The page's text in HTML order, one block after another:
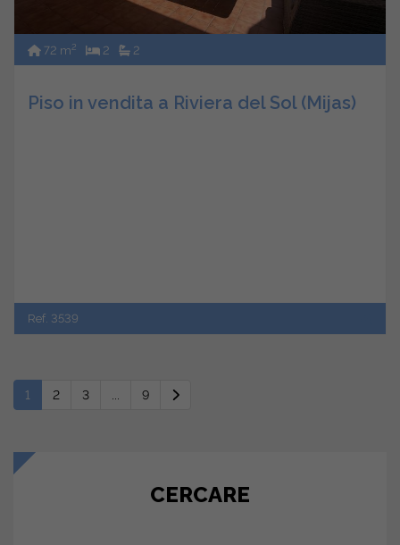
72 m2 2 2
Piso in vendita a Riviera del Sol (Mijas)
Ref. 3539
1 2 3 ... 9
CERCARE